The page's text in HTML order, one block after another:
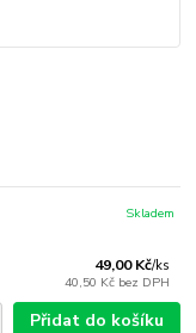
49,00 Kč/ks
40,50 Kč bez DPH
Skladem
Přidat do košíku